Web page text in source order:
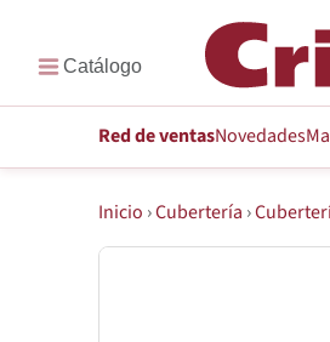
Red de ventasNovedades
Inicio ›Cubertería ›